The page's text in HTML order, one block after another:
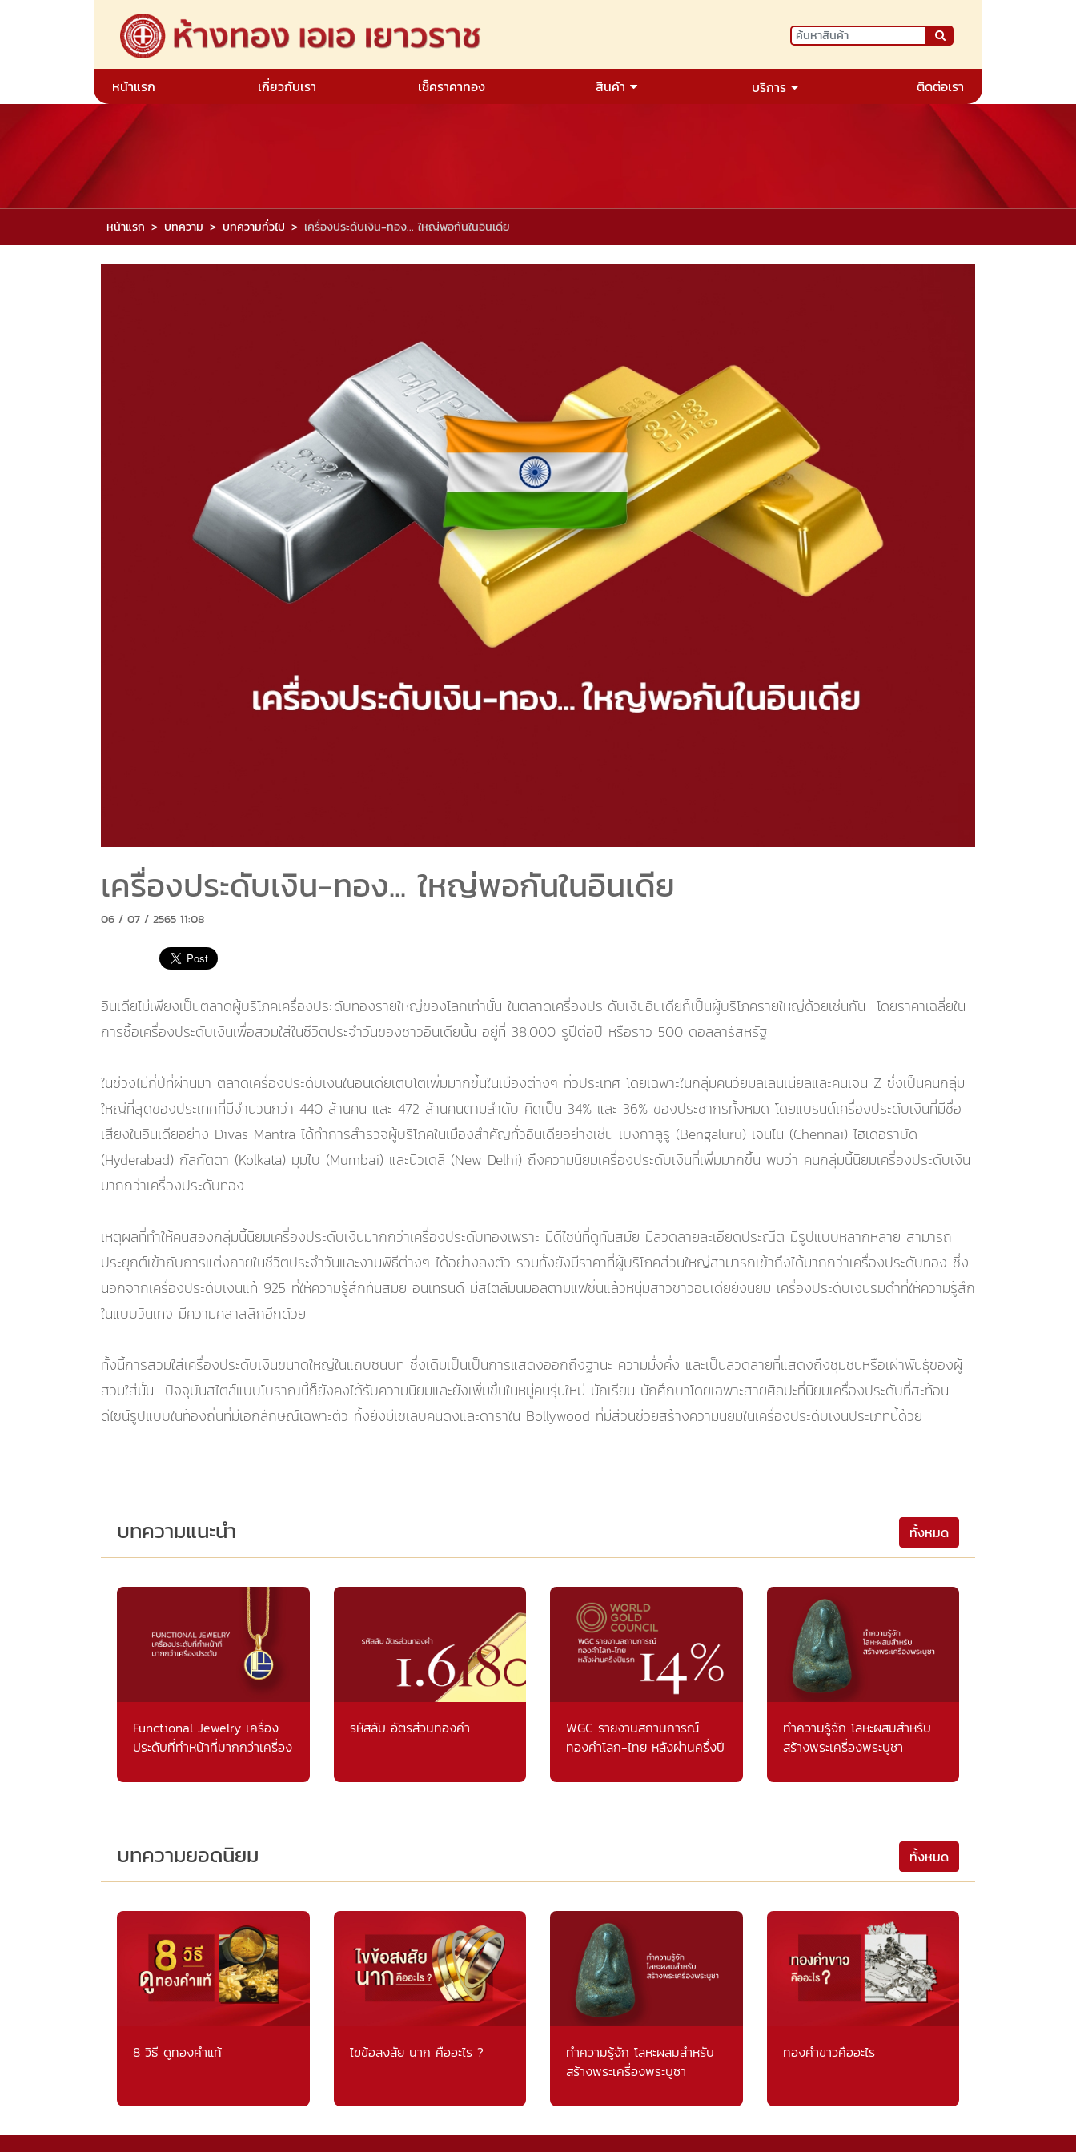
หน้าแรก เกี่ยวกับเรา เช็คราคาทอง สินค้า บริการ ติดต่อเรา
หน้าแรก บทความ บทความทั่วไป เครื่องประดับเงิน-ทอง... ใหญ่พอกันในอินเดีย
เครื่องประดับเงิน-ทอง... ใหญ่พอกันในอินเดีย
06 / 07 / 2565 11:08
อินเดียไม่เพียงเป็นตลาดผู้บริโภคเครื่องประดับทองรายใหญ่ของโลกเท่านั้น ในตลาดเครื่องประดับเงินอินเดียก็เป็นผู้บริโภครายใหญ่ด้วยเช่นกัน โดยราคาเฉลี่ยใน
การซื้อเครื่องประดับเงินเพื่อสวมใส่ในชีวิตประจำวันของชาวอินเดียนั้น อยู่ที่ 38,000 รูปีต่อปี หรือราว 500 ดอลลาร์สหรัฐ
ในช่วงไม่กี่ปีที่ผ่านมา ตลาดเครื่องประดับเงินในอินเดียเติบโตเพิ่มมากขึ้นในเมืองต่างๆ ทั่วประเทศ โดยเฉพาะในกลุ่มคนวัยมิลเลนเนียลและคนเจน Z ซึ่งเป็นคนกลุ่ม
ใหญ่ที่สุดของประเทศที่มีจำนวนกว่า 440 ล้านคน และ 472 ล้านคนตามลำดับ คิดเป็น 34% และ 36% ของประชากรทั้งหมด โดยแบรนด์เครื่องประดับเงินที่มีชื่อ
เสียงในอินเดียอย่าง Divas Mantra ได้ทำการสำรวจผู้บริโภคในเมืองสำคัญทั่วอินเดียอย่างเช่น เบงกาลูรู (Bengaluru) เจนไน (Chennai) ไฮเดอราบัด
(Hyderabad) กัลกัตตา (Kolkata) มุมไบ (Mumbai) และนิวเดลี (New Delhi) ถึงความนิยมเครื่องประดับเงินที่เพิ่มมากขึ้น พบว่า คนกลุ่มนี้นิยมเครื่องประดับเงิน
มากกว่าเครื่องประดับทอง
เหตุผลที่ทำให้คนสองกลุ่มนี้นิยมเครื่องประดับเงินมากกว่าเครื่องประดับทองเพราะ มีดีไซน์ที่ดูทันสมัย มีลวดลายละเอียดประณีต มีรูปแบบหลากหลาย สามารถ
ประยุกต์เข้ากับการแต่งกายในชีวิตประจำวันและงานพิธีต่างๆ ได้อย่างลงตัว รวมทั้งยังมีราคาที่ผู้บริโภคส่วนใหญ่สามารถเข้าถึงได้มากกว่าเครื่องประดับทอง ซึ่ง
นอกจากเครื่องประดับเงินแท้ 925 ที่ให้ความรู้สึกทันสมัย อินเทรนด์ มีสไตล์มินิมอลตามแฟชั่นแล้วหนุ่มสาวชาวอินเดียยังนิยม เครื่องประดับเงินรมดำที่ให้ความรู้สึก
ในแบบวินเทจ มีความคลาสสิกอีกด้วย
ทั้งนี้การสวมใส่เครื่องประดับเงินขนาดใหญ่ในแถบชนบท ซึ่งเดิมเป็นเป็นการแสดงออกถึงฐานะ ความมั่งคั่ง และเป็นลวดลายที่แสดงถึงชุมชนหรือเผ่าพันธุ์ของผู้
สวมใส่นั้น ปัจจุบันสไตล์แบบโบราณนี้ก็ยังคงได้รับความนิยมและยังเพิ่มขึ้นในหมู่คนรุ่นใหม่ นักเรียน นักศึกษาโดยเฉพาะสายศิลปะที่นิยมเครื่องประดับที่สะท้อน
ดีไซน์รูปแบบในท้องถิ่นที่มีเอกลักษณ์เฉพาะตัว ทั้งยังมีเซเลบคนดังและดาราใน Bollywood ที่มีส่วนช่วยสร้างความนิยมในเครื่องประดับเงินประเภทนี้ด้วย
บทความแนะนำ ทั้งหมด
Functional Jewelry เครื่อง
ประดับที่ทำหน้าที่มากกว่าเครื่อง
รหัสลับ อัตรส่วนทองคำ
WGC รายงานสถานการณ์
ทองคำโลก-ไทย หลังผ่านครึ่งปี
ทำความรู้จัก โลหะผสมสำหรับ
สร้างพระเครื่องพระบูชา
บทความยอดนิยม ทั้งหมด
8 วิธี ดูทองคำแท้ ไขข้อสงสัย นาก คืออะไร ?
ทำความรู้จัก โลหะผสมสำหรับ
สร้างพระเครื่องพระบูชา
ทองคำขาวคืออะไร